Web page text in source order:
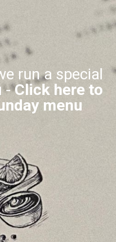
run a special
-Click here to
menu